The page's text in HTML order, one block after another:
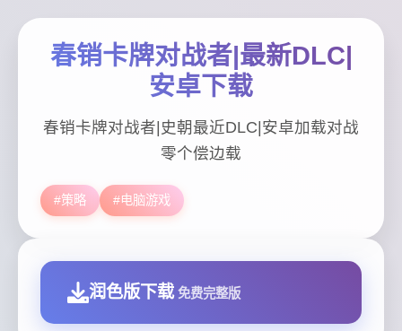
春销卡牌对战者|最新DLC|
安卓下载
春销卡牌对战者|史朝最近DLC|安卓加载对战
零个偿边载
#策略 #电脑游戏
润色版下载 免费完整版